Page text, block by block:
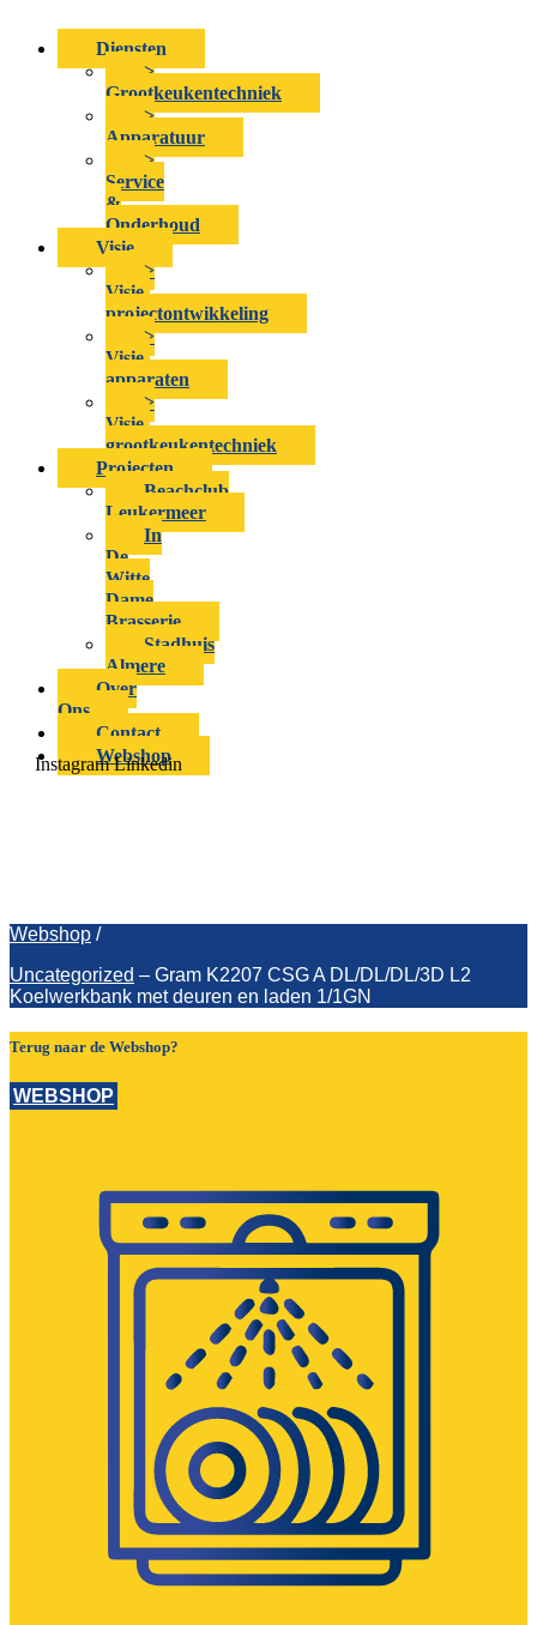
Diensten
>
Grootkeukentechniek
>
Apparatuur
>
Service
&
Onderhoud
Visie
>
Visie-
projectontwikkeling
>
Visie-
apparaten
>
Visie-
grootkeukentechniek
Projecten
Beachclub
Leukermeer
In
De
Witte
Dame
Brasserie
Stadhuis
Almere
Over
Ons
Contact
Webshop
Instagram Linkedin
Webshop /
Uncategorized – Gram K2207 CSG A DL/DL/DL/3D L2
Koelwerkbank met deuren en laden 1/1GN
Terug naar de Webshop?
WEBSHOP